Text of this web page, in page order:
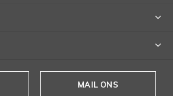
MAIL ONS